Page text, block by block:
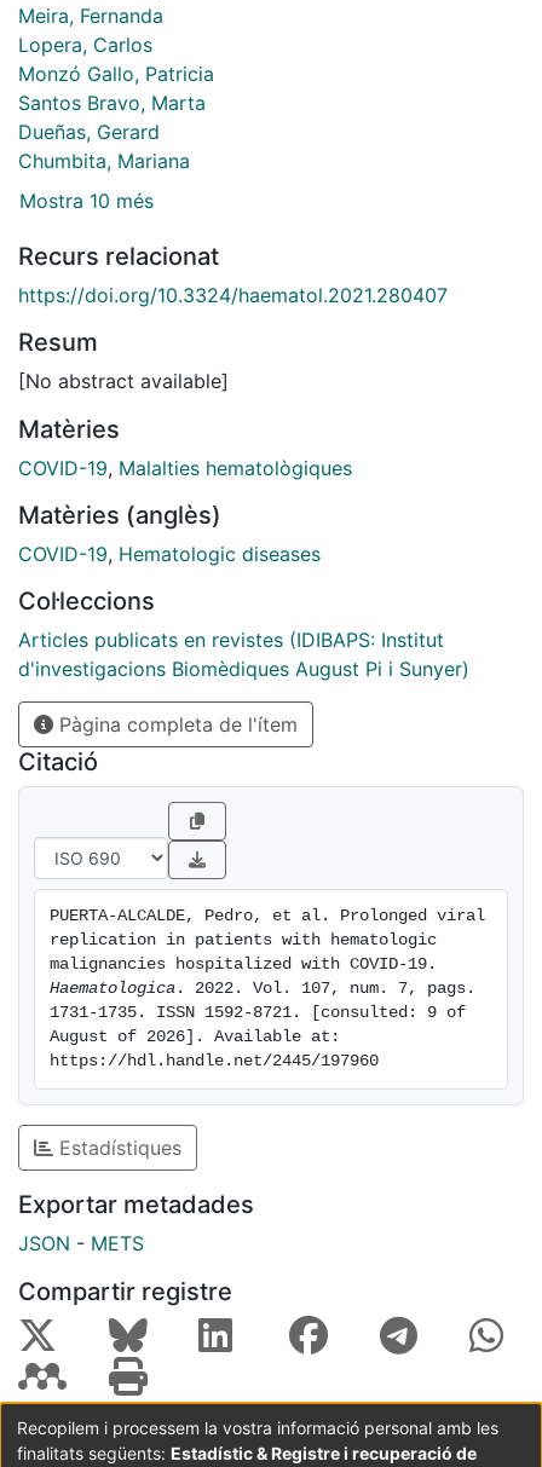
Meira, Fernanda
Lopera, Carlos
Monzó Gallo, Patricia
Santos Bravo, Marta
Dueñas, Gerard
Chumbita, Mariana
Mostra 10 més
Recurs relacionat
https://doi.org/10.3324/haematol.2021.280407
Resum
[No abstract available]
Matèries
COVID-19, Malalties hematològiques
Matèries (anglès)
COVID-19, Hematologic diseases
Col·leccions
Articles publicats en revistes (IDIBAPS: Institut
d'investigacions Biomèdiques August Pi i Sunyer)
Pàgina completa de l'ítem
Citació
PUERTA-ALCALDE, Pedro, et al. Prolonged viral
replication in patients with hematologic
Haematologica . 2022. Vol. 107, num. 7, pags.
1731-1735. ISSN 1592-8721. [consulted: 9 of
August of 2026]. Available at:
https://hdl.handle.net/2445/197960
Estadístiques
Exportar metadades
JSON - METS
Compartir registre
Coordinació:CRAI UB Avís legal Metadades
Recopilem i processem la vostra informació personal amb les
finalitats següents: Estadístic & Registre i recuperació de